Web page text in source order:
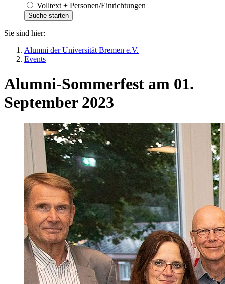
Volltext + Personen/Einrichtungen
Sie sind hier:
Alumni der Universität Bremen e.V.
Events
Alumni-Sommerfest am 01.
September 2023